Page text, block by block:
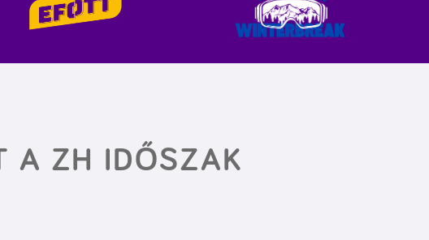
A ZH IDŐSZAK